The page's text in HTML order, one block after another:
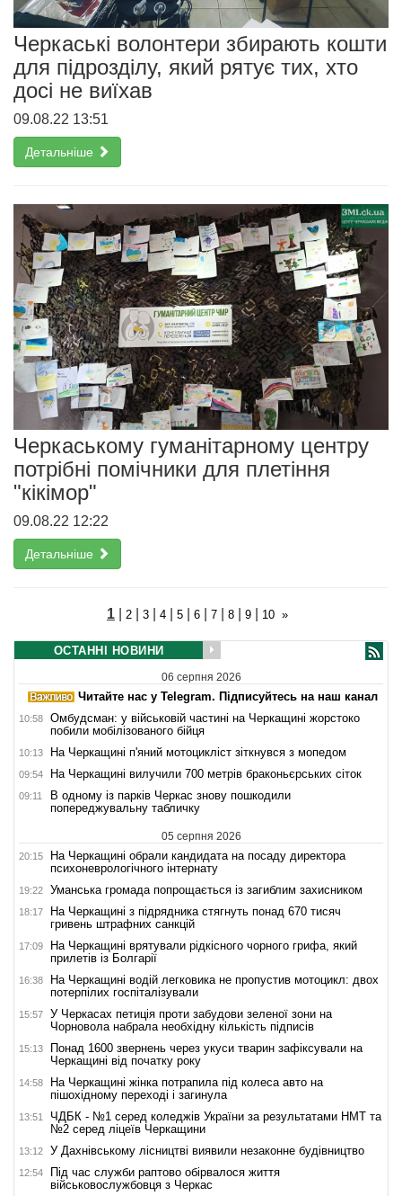
Черкаські волонтери збирають кошти
для підрозділу, який рятує тих, хто
досі не виїхав
09.08.22 13:51
Детальніше
Черкаському гуманітарному центру
потрібні помічники для плетіння
"кікімор"
09.08.22 12:22
Детальніше
1 2 3 4 5 6 7 8 9 10 »
ОСТАННІ НОВИНИ
06 серпня 2026
Читайте нас у Telegram. Підписуйтесь на наш канал
10:58
Омбудсман: у військовій частині на Черкащині жорстоко
побили мобілізованого бійця
10:13 На Черкащині п'яний мотоцикліст зіткнувся з мопедом
09:54 На Черкащині вилучили 700 метрів браконьєрських сіток
09:11
В одному із парків Черкас знову пошкодили
попереджувальну табличку
05 серпня 2026
20:15
На Черкащині обрали кандидата на посаду директора
психоневрологічного інтернату
19:22 Уманська громада попрощається із загиблим захисником
18:17
На Черкащині з підрядника стягнуть понад 670 тисяч
гривень штрафних санкцій
17:09
На Черкащині врятували рідкісного чорного грифа, який
прилетів із Болгарії
16:38
На Черкащині водій легковика не пропустив мотоцикл: двох
потерпілих госпіталізували
15:57
У Черкасах петиція проти забудови зеленої зони на
Чорновола набрала необхідну кількість підписів
15:13
Понад 1600 звернень через укуси тварин зафіксували на
Черкащині від початку року
14:58
На Черкащині жінка потрапила під колеса авто на
пішохідному переході і загинула
13:51
ЧДБК - №1 серед коледжів України за результатами НМТ та
№2 серед ліцеїв Черкащини
13:12 У Дахнівському лісництві виявили незаконне будівництво
12:54
Під час служби раптово обірвалося життя
військовослужбовця з Черкас